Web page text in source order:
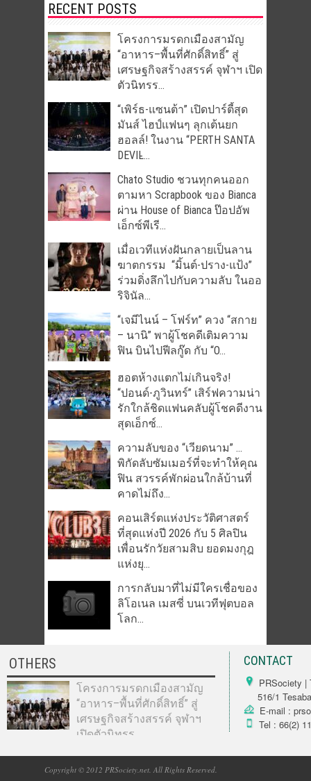
RECENT POSTS
โครงการมรดกเมืองสามัญ
“อาหาร–พื้นที่ศักดิ์สิทธิ์” สู่
เศรษฐกิจสร้างสรรค์ จุฬาฯ เปิด
ตัวนิทรร...
“เพิร์ธ-แซนต้า” เปิดปาร์ตี้สุด
มันส์ ไฮป์แฟนๆ ลุกเต้นยก
ฮอลล์! ในงาน “PERTH SANTA
DEVIL̵...
Chato Studio ชวนทุกคนออก
ตามหา Scrapbook ของ Bianca
ผ่าน House of Bianca ป๊อปอัพ
เอ็กซ์พีเรี...
เมื่อเวทีแห่งฝันกลายเป็นลาน
ฆาตกรรม “มิ้นต์-ปราง-แป้ง”
ร่วมดิ่งลึกไปกับความลับ ในออ
ริจินัล...
“เจมีไนน์ – โฟร์ท” ควง “สกาย
– นานิ” พาผู้โชคดีเติมความ
ฟิน บินไปฟีลกู๊ด กับ “O...
ฮอตห้างแตกไม่เกินจริง!
“ปอนด์-ภูวินทร์” เสิร์ฟความน่า
รักใกล้ชิดแฟนคลับผู้โชคดีงาน
สุดเอ็กซ์...
ความลับของ “เวียดนาม” …
พิกัดลับซัมเมอร์ที่จะทำให้คุณ
ฟิน สวรรค์พักผ่อนใกล้บ้านที่
คาดไม่ถึง...
คอนเสิร์ตแห่งประวัติศาสตร์
ที่สุดแห่งปี 2026 กับ 5 ศิลปิน
เพื่อนรักวัยสามสิบ ยอดมงกุฎ
แห่งยุ...
การกลับมาที่ไม่มีใครเชื่อของ
ลิโอเนล เมสซี่ บนเวทีฟุตบอล
โลก...
OTHERS
โครงการมรดกเมืองสามัญ
“อาหาร–พื้นที่ศักดิ์สิทธิ์” สู่
เศรษฐกิจสร้างสรรค์ จุฬาฯ
เปิดตัวนิทรร...
CONTACT
PRSociety |
516/1
E-mail :
Tel : 66(2)
Copyright © 2012 PRSociety.net. All Rights Reserved.